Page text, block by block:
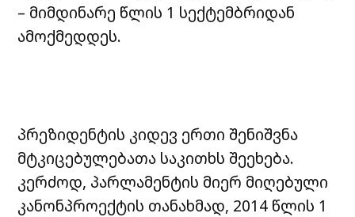
– მიმდინარე წლის 1 სექტემბრიდან
ამოქმედდეს.
პრეზიდენტის კიდევ ერთი შენიშვნა
მტკიცებულებათა საკითხს შეეხება.
კერძოდ, პარლამენტის მიერ მიღებული
კანონპროექტის თანახმად, 2014 წლის 1